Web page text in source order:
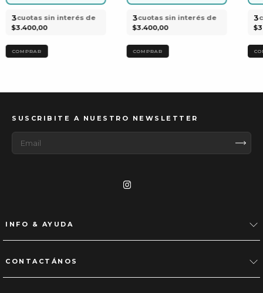
3cuotas sin interés de
$3.400,00
3cuotas sin interés de
$3.400,00
3
SUSCRIBITE A NUESTRO NEWSLETTER
INFO & AYUDA
CONTACTÁNOS